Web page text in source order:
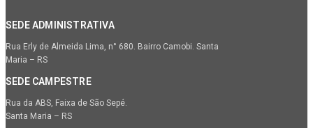
SEDE ADMINISTRATIVA
Rua Erly de Almeida Lima, n° 680. Bairro Camobi. Santa
Maria – RS
SEDE CAMPESTRE
Rua da ABS, Faixa de São Sepé.
Santa Maria – RS